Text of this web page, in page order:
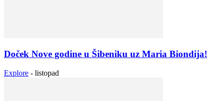
Doček Nove godine u Šibeniku uz Maria Biondija!
Explore - listopad